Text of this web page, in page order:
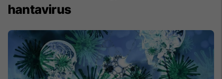
hantavirus